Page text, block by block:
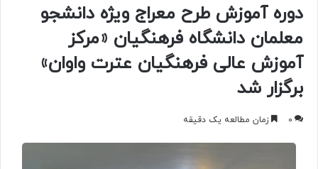
دوره آموزش طرح معراج ویژه دانشجو
معلمان دانشگاه فرهنگیان «مرکز
آموزش عالی فرهنگیان عترت واوان»
برگزار شد
0 زمان مطالعه یک دقیقه